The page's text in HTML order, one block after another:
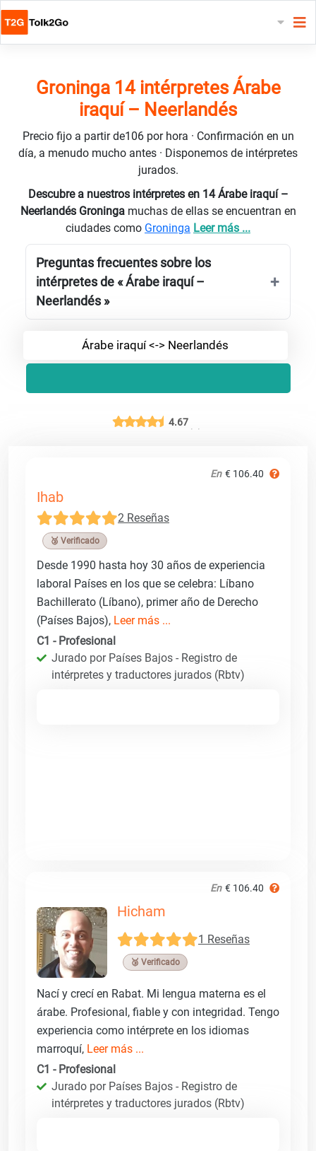
Groninga 14 intérpretes Árabe
iraquí – Neerlandés
Precio fijo a partir de106 por hora · Confirmación en un
día, a menudo mucho antes · Disponemos de intérpretes
jurados.
Descubre a nuestros intérpretes en 14 Árabe iraquí –
Neerlandés Groninga muchas de ellas se encuentran en
ciudades como Groninga Leer más ...
Preguntas frecuentes sobre los
intérpretes de « Árabe iraquí –
Neerlandés »
Árabe iraquí <-> Neerlandés
4.67
En € 106.40
Ihab
2 Reseñas
🥉 Verificado
Desde 1990 hasta hoy 30 años de experiencia
laboral Países en los que se celebra: Líbano
Bachillerato (Líbano), primer año de Derecho
(Países Bajos), Leer más ...
C1 - Profesional
Jurado por Países Bajos - Registro de
intérpretes y traductores jurados (Rbtv)
En € 106.40
Hicham
1 Reseñas
🥉 Verificado
Nací y crecí en Rabat. Mi lengua materna es el
árabe. Profesional, fiable y con integridad. Tengo
experiencia como intérprete en los idiomas
marroquí, Leer más ...
C1 - Profesional
Jurado por Países Bajos - Registro de
intérpretes y traductores jurados (Rbtv)